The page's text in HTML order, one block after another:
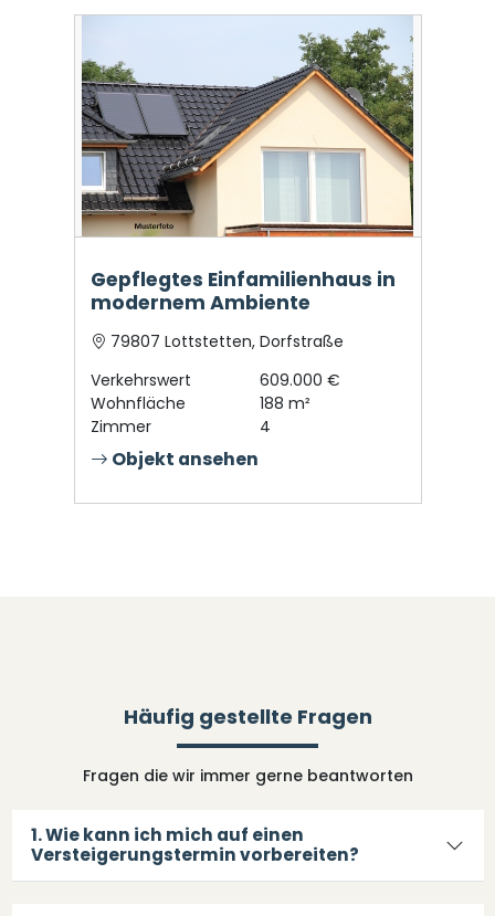
Gepflegtes Einfamilienhaus in
modernem Ambiente
79807 Lottstetten, Dorfstraße
Verkehrswert
609.000 €
Wohnfläche
188 m²
Zimmer
4
Objekt ansehen
Häufig gestellte Fragen
Fragen die wir immer gerne beantworten
1. Wie kann ich mich auf einen
Versteigerungstermin vorbereiten?